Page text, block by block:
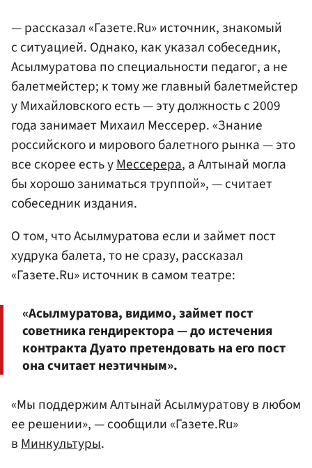
— рассказал «Газете.Ru» источник, знакомый
с ситуацией. Однако, как указал собеседник,
Асылмуратова по специальности педагог, а не
балетмейстер; к тому же главный балетмейстер
у Михайловского есть — эту должность с 2009
года занимает Михаил Мессерер. «Знание
российского и мирового балетного рынка — это
все скорее есть уМессерера, а Алтынай могла
бы хорошо заниматься труппой», — считает
собеседник издания.
О том, что Асылмуратова если и займет пост
худрука балета, то не сразу, рассказал
«Газете.Ru» источник в самом театре:
«Асылмуратова, видимо, займет пост
советника гендиректора — до истечения
контракта Дуато претендовать на его пост
она считает неэтичным».
«Мы поддержим Алтынай Асылмуратову в любом
ее решении», — сообщили «Газете.Ru»
вМинкультуры.